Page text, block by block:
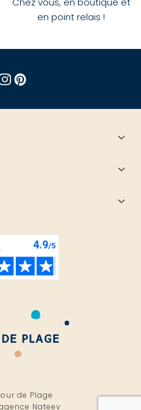
en point relais !
de Plage
Nateev